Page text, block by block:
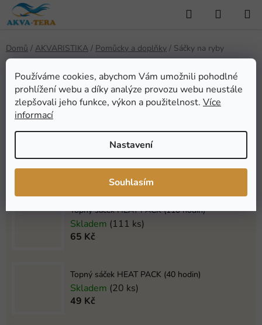
Používáme cookies, abychom Vám umožnili pohodlné
prohlížení webu a díky analýze provozu webu neustále
zlepšovali jeho funkce, výkon a použitelnost. Více
informací
Nastavení
Souhlasím
Přejít
na
Hledat
Domů / AKVARISTIKA / Pomůcky a doplňky / Sáčky na ryby
Sáčky na ryby
Nejprodávanější
Sáček na ryby TETRA větší (1ks)
Skladem(33 ks)
10 Kč
Topný sáček HEAT PACK (110 hodin)
Skladem (111 ks)
65 Kč
Topný sáček HEAT PACK (40 hodin)
Skladem (20 ks)
49 Kč